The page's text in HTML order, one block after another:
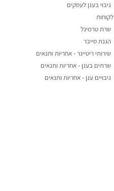
גיבוי בענן לעסקים
לקוחות
שרת טרמינל
הגנת סייבר
שירותי ריטיינר - אחריות ותנאים
שרתים בענן - אחריות ותנאים
גיבויים ענן - אחריות ותנאים